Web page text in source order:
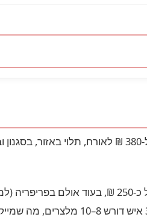
הקייטרינג הוא לרוב הסעיף הגדול ביותר בתקציב החתונה, ומהווה בממוצע 30%–40% מהעלות הכוללת. מחיר מנה
חשוב להבין שלא כל ההפרש במחיר משקף איכות. אזור גאוגרפי משפיע משמעותית — אולם בתל